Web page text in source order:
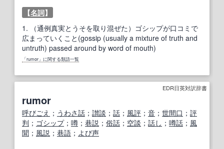
【名詞】
1. （通例真実とうそを取り混ぜた）ゴシップが口コミで
広まっていくこと(gossip (usually a mixture of truth and
untruth) passed around by word of mouth)
「rumor」に関する類語一覧
EDR日英対訳辞書
rumor
呼びごえ ； うわさ話 ； 讃談 ； 話 ； 風評 ； 音 ； 世間口 ； 評
判 ； ゴシップ； 噂 ； 巷説 ； 俗話 ； 空談 ； 話し ； 噂話 ； 風
聞 ； 風説 ； 巷語 ； よび声